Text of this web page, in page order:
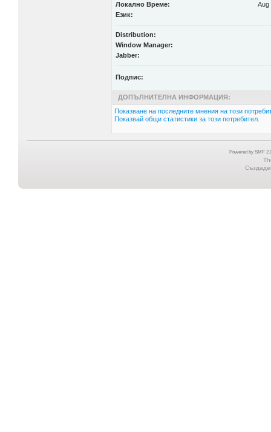
Локално Време:
Aug
Език:
Distribution:
Window Manager:
Jabber:
Подпис:
ДОПЪЛНИТЕЛНА ИНФОРМАЦИЯ:
Показване на последните мнения на този
Показвай общи статистики за този потребител.
Powered by SMF